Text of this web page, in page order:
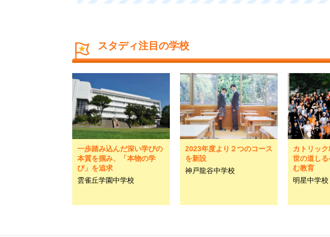
スタディ注目の学校
一歩踏み込んだ深い学びの
本質を掴み、「本物の学
び」を追求
雲雀丘学園中学校
2023年度より２つのコース
を新設
神戸龍谷中学校
カトリック
世の道し
む教育
明星中学校